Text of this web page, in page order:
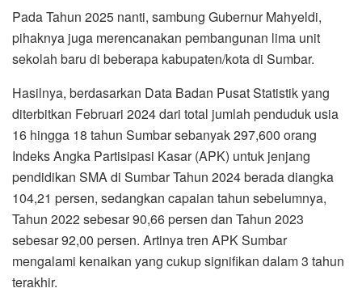
Pada Tahun 2025 nanti, sambung Gubernur Mahyeldi,
pihaknya juga merencanakan pembangunan lima unit
sekolah baru di beberapa kabupaten/kota di Sumbar.
Hasilnya, berdasarkan Data Badan Pusat Statistik yang
diterbitkan Februari 2024 dari total jumlah penduduk usia
16 hingga 18 tahun Sumbar sebanyak 297,600 orang
Indeks Angka Partisipasi Kasar (APK) untuk jenjang
pendidikan SMA di Sumbar Tahun 2024 berada diangka
104,21 persen, sedangkan capaian tahun sebelumnya,
Tahun 2022 sebesar 90,66 persen dan Tahun 2023
sebesar 92,00 persen. Artinya tren APK Sumbar
mengalami kenaikan yang cukup signifikan dalam 3 tahun
terakhir.